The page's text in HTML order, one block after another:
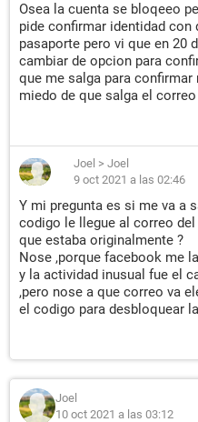
Osea la cuenta se bloqeeo
pide confirmar identidad con
pasaporte pero vi que en 20
cambiar de opcion para
que me salga para
miedo de que salga el
Joel > Joel
9 oct 2021 a las 02:46
Y mi pregunta es si me va a
codigo le llegue al correo
que estaba originalmente ?
Nose ,porque facebook me
y la actividad inusual fue el
,pero nose a que correo va
el codigo para desbloquear
Joel
10 oct 2021 a las 03:12